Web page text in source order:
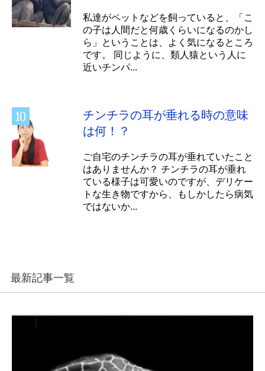
私達がペットなどを飼っていると、「こ
の子は人間だと何歳くらいになるのかし
ら」ということは、よく気になるところ
です。 同じように、類人猿という人に
近いチンパ...
チンチラの耳が垂れる時の意味
は何！？
ご自宅のチンチラの耳が垂れていたこと
はありませんか？ チンチラの耳が垂れ
ている様子は可愛いのですが、デリケー
トな生き物ですから、もしかしたら病気
ではないか...
最新記事一覧